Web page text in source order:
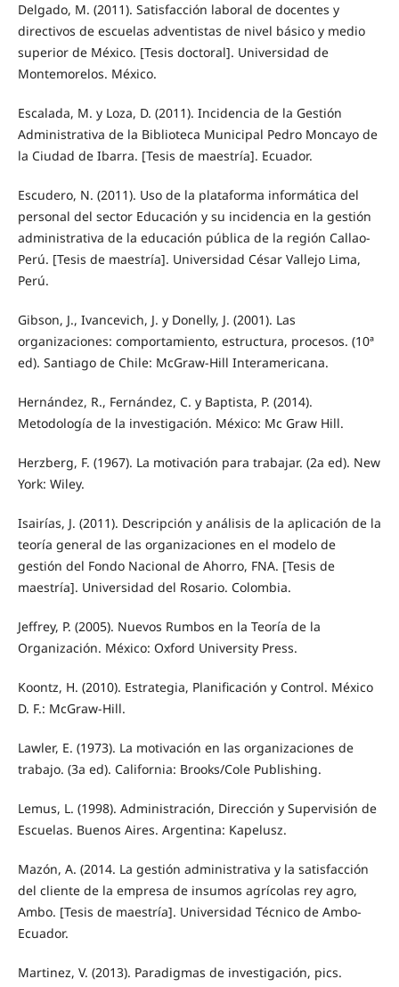
Delgado, M. (2011). Satisfacción laboral de docentes y
directivos de escuelas adventistas de nivel básico y medio
superior de México. [Tesis doctoral]. Universidad de
Montemorelos. México.
Escalada, M. y Loza, D. (2011). Incidencia de la Gestión
Administrativa de la Biblioteca Municipal Pedro Moncayo de
la Ciudad de Ibarra. [Tesis de maestría]. Ecuador.
Escudero, N. (2011). Uso de la plataforma informática del
personal del sector Educación y su incidencia en la gestión
administrativa de la educación pública de la región Callao-
Perú. [Tesis de maestría]. Universidad César Vallejo Lima,
Perú.
Gibson, J., Ivancevich, J. y Donelly, J. (2001). Las
organizaciones: comportamiento, estructura, procesos. (10ª
ed). Santiago de Chile: McGraw-Hill Interamericana.
Hernández, R., Fernández, C. y Baptista, P. (2014).
Metodología de la investigación. México: Mc Graw Hill.
Herzberg, F. (1967). La motivación para trabajar. (2a ed). New
York: Wiley.
Isairías, J. (2011). Descripción y análisis de la aplicación de la
teoría general de las organizaciones en el modelo de
gestión del Fondo Nacional de Ahorro, FNA. [Tesis de
maestría]. Universidad del Rosario. Colombia.
Jeffrey, P. (2005). Nuevos Rumbos en la Teoría de la
Organización. México: Oxford University Press.
Koontz, H. (2010). Estrategia, Planificación y Control. México
D. F.: McGraw-Hill.
Lawler, E. (1973). La motivación en las organizaciones de
trabajo. (3a ed). California: Brooks/Cole Publishing.
Lemus, L. (1998). Administración, Dirección y Supervisión de
Escuelas. Buenos Aires. Argentina: Kapelusz.
Mazón, A. (2014. La gestión administrativa y la satisfacción
del cliente de la empresa de insumos agrícolas rey agro,
Ambo. [Tesis de maestría]. Universidad Técnico de Ambo-
Ecuador.
Martinez, V. (2013). Paradigmas de investigación, pics.